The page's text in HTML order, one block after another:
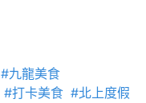
#九龍美食
#打卡美食 #北上度假